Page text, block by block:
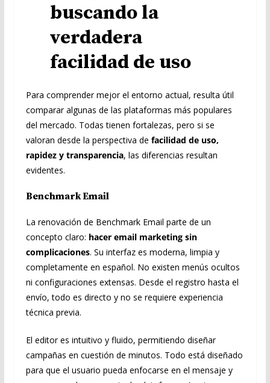
buscando la
verdadera
facilidad de uso
Para comprender mejor el entorno actual, resulta útil
comparar algunas de las plataformas más populares
del mercado. Todas tienen fortalezas, pero si se
valoran desde la perspectiva de facilidad de uso,
rapidez y transparencia, las diferencias resultan
evidentes.
Benchmark Email
La renovación de Benchmark Email parte de un
concepto claro: hacer email marketing sin
complicaciones. Su interfaz es moderna, limpia y
completamente en español. No existen menús ocultos
ni configuraciones extensas. Desde el registro hasta el
envío, todo es directo y no se requiere experiencia
técnica previa.
El editor es intuitivo y fluido, permitiendo diseñar
campañas en cuestión de minutos. Todo está diseñado
para que el usuario pueda enfocarse en el mensaje y